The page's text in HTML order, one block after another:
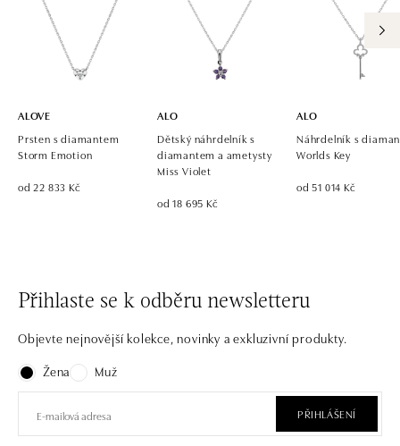
ALOVE
Prsten s diamantem
Storm Emotion
od 22 833 Kč
ALO
Dětský náhrdelník s
diamantem a ametysty
Miss Violet
od 18 695 Kč
ALO
Náhrdelník s
Worlds Key
od 51 014 Kč
Přihlaste se k odběru newsletteru
Objevte nejnovější kolekce, novinky a exkluzivní produkty.
Žena
Muž
PŘIHLÁŠENÍ